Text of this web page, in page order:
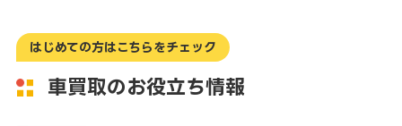
愛知県
和歌山県
山口県 徳島県
香川県 愛媛県
長崎県 熊本県
はじめての方はこちらをチェック
車買取のお役立ち情報